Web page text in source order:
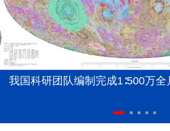
我国科研团队编制完成1∶500万全